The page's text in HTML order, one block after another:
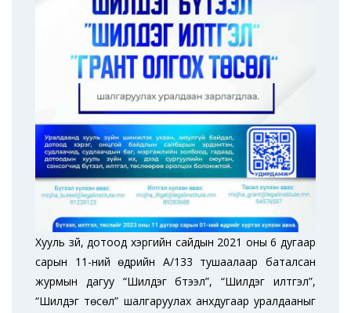
Хууль зүй, дотоод хэргийн сайдын 2021 оны 6 дугаар
сарын 11-ний өдрийн А/133 тушаалаар баталсан
журмын дагуу “Шилдэг бүтээл”, “Шилдэг илтгэл”,
“Шилдэг төсөл” шалгаруулах анхдугаар уралдааныг